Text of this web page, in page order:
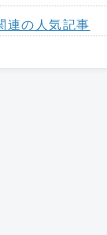
連の人気記事